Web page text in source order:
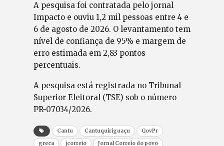
A pesquisa foi contratada pelo jornal
Impacto e ouviu 1,2 mil pessoas entre 4 e
6 de agosto de 2026. O levantamento tem
nível de confiança de 95% e margem de
erro estimada em 2,83 pontos
percentuais.
A pesquisa está registrada no Tribunal
Superior Eleitoral (TSE) sob o número
PR-07034/2026.
Cantu Cantuquiriguaçu
GovPr
greca
jcorreio
Jornal Correio do povo